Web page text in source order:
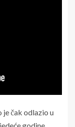
je čak odlazio u